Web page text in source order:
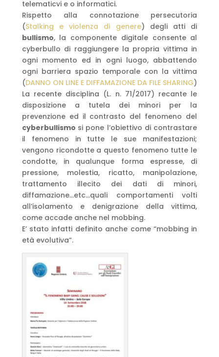
telematicvi e o informatici.
Rispetto alla connotazione persecutoria
(Stalking e violenza di genere) degli atti di
bullismo, la componente digitale consente al
cyberbullo di raggiungere la propria vittima in
ogni momento ed in ogni luogo, abbattendo
ogni barriera spazio temporale con la vittima
(DANNO ON LINE E DIFFAMAZIONE DA FILE SHARING)
La recente disciplina (L. n. 71/2017) recante le
disposizione a tutela dei minori per la
prevenzione ed il contrasto del fenomeno del
cyberbullismo si pone l’obiettivo di contrastare
il fenomeno in tutte le sue manifestazioni;
vengono ricondotte a questo fenomeno tutte le
condotte, in qualunque forma espresse, di
pressione, molestia, ricatto, manipolazione,
trattamento illecito dei dati di minori,
diffamazione…etc…quali comportamenti volti
all’isolamento e denigrazione della vittima,
come accade anche nel mobbing.
E’ stato infatti definito anche come “mobbing in
età evolutiva”.